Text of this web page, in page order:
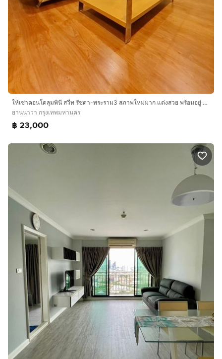
ให้เช่าคอนโดลุมพินี สวีท รัชดา-พระราม3 สภาพใหม่มาก แต่งสวย พร้อมอยู่ แยกสัดส่วนใช้งานอย่างดี 50ตรว.
ยานนาวา กรุงเทพมหานคร
฿ 23,000